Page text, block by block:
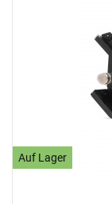
Auf Lager